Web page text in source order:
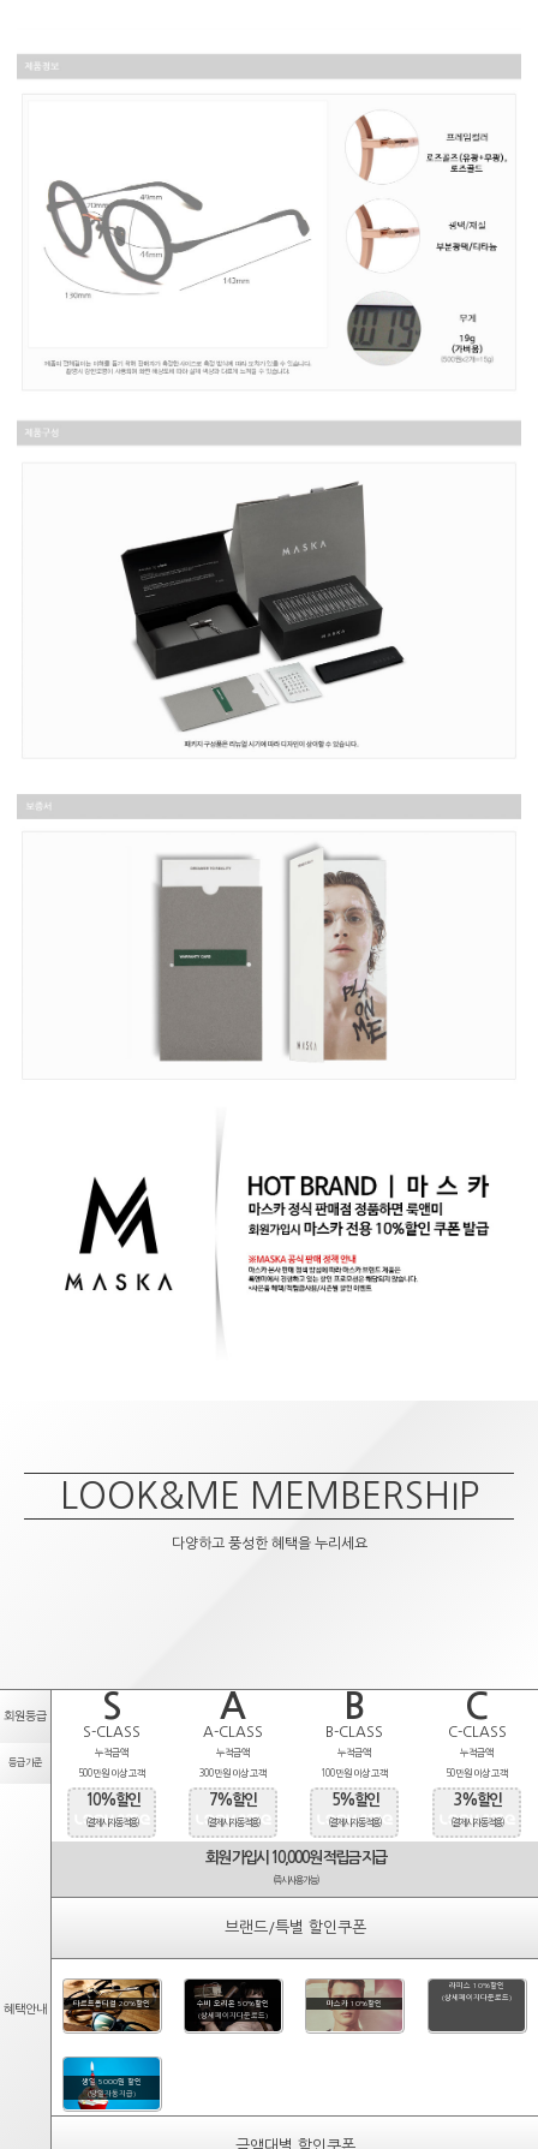
LOOK&ME MEMBERSHIP
다양하고 풍성한 혜택을 누리세요
회원등급 S A B C
S-CLASS A-CLASS B-CLASS C-CLASS
등급기준
누적금액
500만원 이상 고객
누적금액
300만원 이상 고객
누적금액
100만원 이상 고객
누적금액
50만원 이상 고객
혜택안내
10%할인
(결제시 자동적용)
7%할인
(결제시 자동적용)
5%할인
(결제시 자동적용)
3%할인
(결제시 자동적용)
회원 가입시 10,000원 적립금 지급
(즉시사용가능)
브랜드/특별 할인쿠폰
타르트옵티컬 20%할인
수비 오리온 50%할인
(상세페이지다운로드)
마스카 10%할인
라피스 10%할인
(상세페이지다운로드)
생일 5000원 할인
(당일자동지급)
금액대별 할인쿠폰